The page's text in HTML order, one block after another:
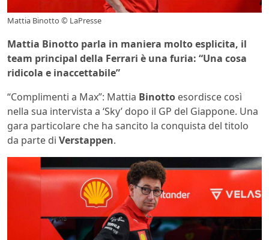
Mattia Binotto © LaPresse
Mattia Binotto parla in maniera molto esplicita, il
team principal della Ferrari è una furia: “Una cosa
ridicola e inaccettabile”
“Complimenti a Max”: Mattia Binotto esordisce così
nella sua intervista a ‘Sky’ dopo il GP del Giappone. Una
gara particolare che ha sancito la conquista del titolo
da parte di Verstappen.